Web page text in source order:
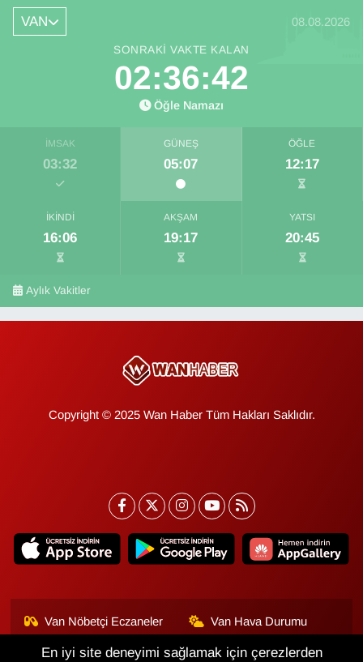
VAN 08.08.2026
SONRAKI VAKTE KALAN
02:36:42
Öğle Namazı
İMSAK
03:32
GÜNEŞ
05:07
ÖĞLE
12:17
İKINDI
16:06
AKŞAM
19:17
YATSI
20:45
Aylık Vakitler
Copyright © 2025 Wan Haber Tüm Hakları Saklıdır.
Van Nöbetçi Eczaneler Van Hava Durumu
Van Namaz Vakitleri Van Trafik Yoğunluk
En iyi site deneyimi sağlamak için çerezlerden